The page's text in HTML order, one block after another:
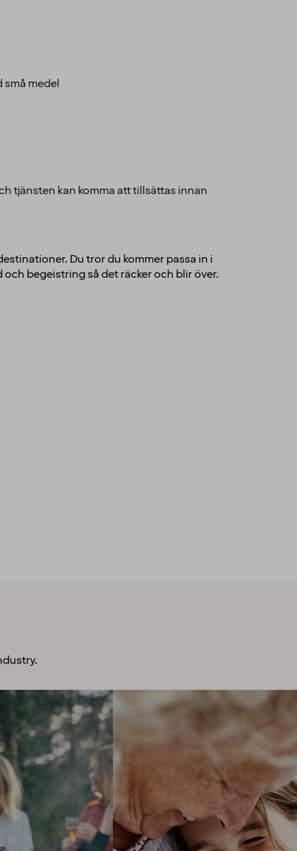
medel
tjänsten kan komma att tillsättas innan
Du tror du kommer passa in i
begeistring så det räcker och blir över.
more
you to get out
Open mind, open